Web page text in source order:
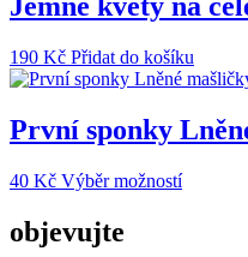
Jemné květy na
190 Kč Přidat do košíku
První sponky
40 Kč Výběr možnostíTento
objevujte